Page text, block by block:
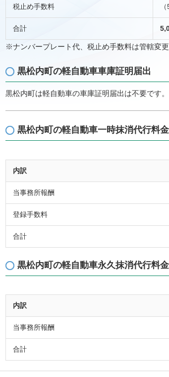
税止め手数料
合計
※ナンバープレート代、税止め手数料は管轄変更
黒松内町の軽自動車車庫証明届出
黒松内町は軽自動車の車庫証明届出は不要です。
黒松内町の軽自動車一時抹消代行料
内訳
当事務所報酬
登録手数料
合計
黒松内町の軽自動車永久抹消代行料
内訳
当事務所報酬
合計